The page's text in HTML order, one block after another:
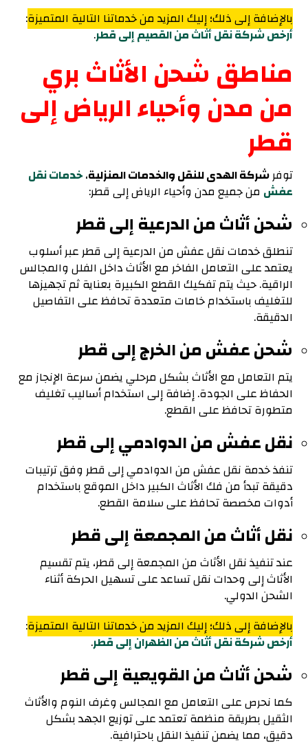
بالإضافة إلى ذلك؛ إليك المزيد من خدماتنا التالية المتميزة:
أرخص شركة نقل أثاث من القصيم إلى قطر.
مناطق شحن الأثاث بري
من مدن وأحياء الرياض إلى
قطر
توفرشركة الهدى للنقل والخدمات المنزلية،خدمات نقل
عفش من جميع مدن وأحياء الرياض إلى قطر:
شحن أثاث من الدرعية إلى قطر
تنطلق خدمات نقل عفش من الدرعية إلى قطر عبر أسلوب
يعتمد على التعامل الفاخر مع الأثاث داخل الفلل والمجالس
الراقية. حيث يتم تفكيك القطع الكبيرة بعناية ثم تجهيزها
للتغليف باستخدام خامات متعددة تحافظ على التفاصيل
الدقيقة.
شحن عفش من الخرج إلى قطر
يتم التعامل مع الأثاث بشكل مرحلي يضمن سرعة الإنجاز مع
الحفاظ على الجودة. إضافة إلى استخدام أساليب تغليف
متطورة تحافظ على القطع.
نقل عفش من الدوادمي إلى قطر
تنفذ خدمة نقل عفش من الدوادمي إلى قطر وفق ترتيبات
دقيقة تبدأ من فك الأثاث الكبير داخل الموقع باستخدام
أدوات مخصصة تحافظ على سلامة القطع.
نقل أثاث من المجمعة إلى قطر
عند تنفيذ نقل الأثاث من المجمعة إلى قطر، يتم تقسيم
الأثاث إلى وحدات نقل تساعد على تسهيل الحركة أثناء
الشحن الدولي.
بالإضافة إلى ذلك؛ إليك المزيد من خدماتنا التالية المتميزة:
أرخص شركة نقل أثاث من الظهران إلى قطر.
شحن أثاث من القويعية إلى قطر
كما نحرص على التعامل مع المجالس وغرف النوم والأثاث
الثقيل بطريقة منظمة تعتمد على توزيع الجهد بشكل
دقيق، مما يضمن تنفيذ النقل باحترافية.